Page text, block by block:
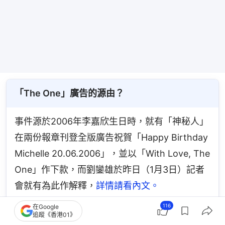
「The One」廣告的源由？
事件源於2006年李嘉欣生日時，就有「神秘人」
在兩份報章刊登全版廣告祝賀「Happy Birthday
Michelle 20.06.2006」，並以「With Love, The
One」作下款，而劉鑾雄於昨日（1月3日）記者
會就有為此作解釋， 詳情請看內文。
李嘉欣在嫁於許晉亨前，共有幾段緋聞？和誰？
在Google
追蹤《香港01》
116